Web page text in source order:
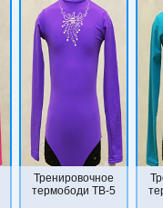
Тренировочное
термободи TB-5